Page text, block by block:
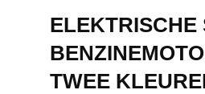
ELEKTRISCHE
TWEE